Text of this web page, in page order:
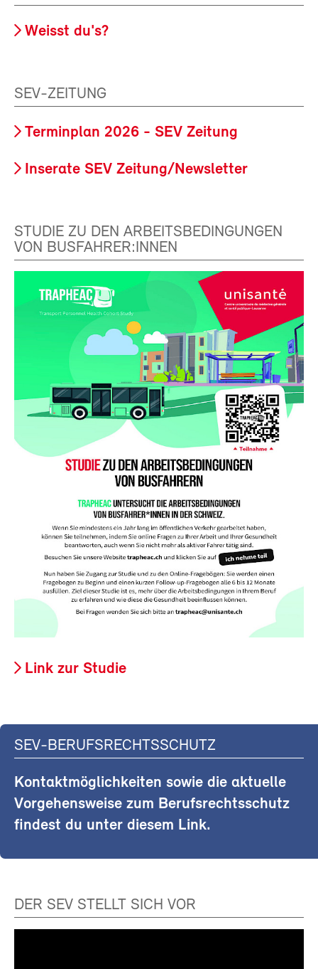
Weisst du's?
SEV-ZEITUNG
Terminplan 2026 - SEV Zeitung
Inserate SEV Zeitung/Newsletter
STUDIE ZU DEN ARBEITSBEDINGUNGEN
VON BUSFAHRER:INNEN
Link zur Studie
SEV-BERUFSRECHTSSCHUTZ
Kontaktmöglichkeiten sowie die aktuelle
Vorgehensweise zum Berufsrechtsschutz
findest du unter diesem Link.
DER SEV STELLT SICH VOR